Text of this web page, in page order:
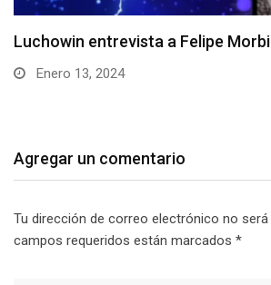
Entrevista a Roberto
Diciembre 11, 2023
Agregar un comentario
Tu dirección de correo electrónico no será
campos requeridos están marcados *